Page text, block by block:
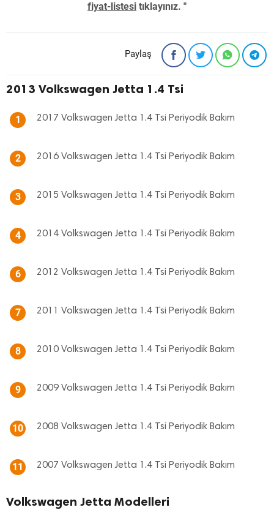
fiyat-listesi tıklayınız. "
Paylaş
2013 Volkswagen Jetta 1.4 Tsi
1 2017 Volkswagen Jetta 1.4 Tsi Periyodik Bakım
2 2016 Volkswagen Jetta 1.4 Tsi Periyodik Bakım
3 2015 Volkswagen Jetta 1.4 Tsi Periyodik Bakım
4 2014 Volkswagen Jetta 1.4 Tsi Periyodik Bakım
6 2012 Volkswagen Jetta 1.4 Tsi Periyodik Bakım
7 2011 Volkswagen Jetta 1.4 Tsi Periyodik Bakım
8 2010 Volkswagen Jetta 1.4 Tsi Periyodik Bakım
9 2009 Volkswagen Jetta 1.4 Tsi Periyodik Bakım
10 2008 Volkswagen Jetta 1.4 Tsi Periyodik Bakım
11 2007 Volkswagen Jetta 1.4 Tsi Periyodik Bakım
Volkswagen Jetta Modelleri